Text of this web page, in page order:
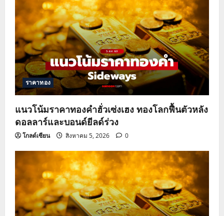
ราคาทอง
แนวโน้มราคาทองคำฮั่วเซ่งเฮง ทองโลกฟื้นตัวหลัง
ดอลลาร์และบอนด์ยีลด์ร่วง
โกลด์เซียน สิงหาคม 5, 2026 0